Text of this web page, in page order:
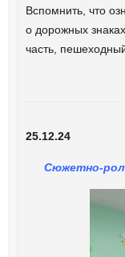
Вспомнить, что
о дорожных
часть,
25.12.24
Сюжетно-